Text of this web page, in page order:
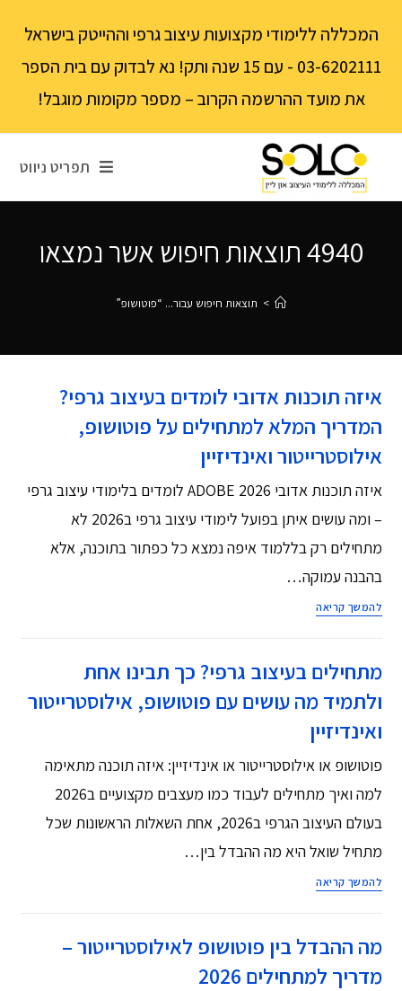
המכללה ללימודי מקצועות עיצוב גרפי וההייטק בישראל
03-6202111 - עם 15 שנה ותק! נא לבדוק עם בית הספר
את מועד ההרשמה הקרוב – מספר מקומות מוגבל!
תפריט ניווט
4940תוצאות חיפוש אשר נמצאו
> תוצאות חיפוש עבור... “פוטושופ”
איזה תוכנות אדובי לומדים בעיצוב גרפי?
המדריך המלא למתחילים על פוטושופ,
אילוסטרייטור ואינדיזיין
איזה תוכנות אדובי ADOBE 2026 לומדים בלימודי עיצוב גרפי
– ומה עושים איתן בפועל לימודי עיצוב גרפי ב2026 לא
מתחילים רק בללמוד איפה נמצא כל כפתור בתוכנה, אלא
בהבנה עמוקה…
להמשך קריאה
מתחילים בעיצוב גרפי? כך תבינו אחת
ולתמיד מה עושים עם פוטושופ, אילוסטרייטור
ואינדיזיין
פוטושופ או אילוסטרייטור או אינדיזיין: איזה תוכנה מתאימה
למה ואיך מתחילים לעבוד כמו מעצבים מקצועיים ב2026
בעולם העיצוב הגרפי ב2026, אחת השאלות הראשונות שכל
מתחיל שואל היא מה ההבדל בין…
להמשך קריאה
מה ההבדל בין פוטושופ לאילוסטרייטור –
מדריך למתחילים 2026